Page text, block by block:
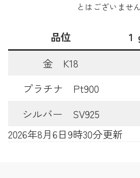
とはございません
品位
金 K18
プラチナ Pt900
シルバー SV925
2026年8月6日9時30分更新